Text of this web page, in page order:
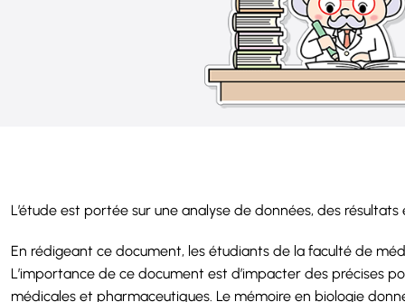
L’étude est portée sur une analyse de données, des
En rédigeant ce document, les étudiants de la faculté de
L’importance de ce document est d’impacter des précises
médicales et pharmaceutiques. Le mémoire en biologie